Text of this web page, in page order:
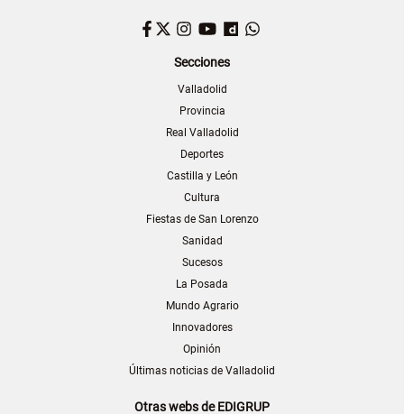
Facebook
TwitterInstagram
YouTubeDailymotion
Secciones
Valladolid
Provincia
Real Valladolid
Deportes
Castilla y León
Cultura
Fiestas de San Lorenzo
Sanidad
Sucesos
La Posada
Mundo Agrario
Innovadores
Opinión
Últimas noticias de Valladolid
Otras webs de EDIGRUP